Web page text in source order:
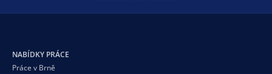
NABÍDKY PRÁCE
Práce v Brně